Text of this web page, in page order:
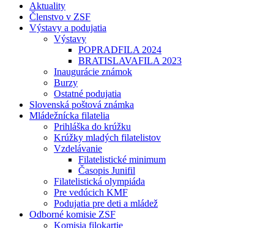
Aktuality
Členstvo v ZSF
Výstavy a podujatia
Výstavy
POPRADFILA 2024
BRATISLAVAFILA 2023
Inaugurácie známok
Burzy
Ostatné podujatia
Slovenská poštová známka
Mládežnícka filatelia
Prihláška do krúžku
Krúžky mladých filatelistov
Vzdelávanie
Filatelistické minimum
Časopis Junifil
Filatelistická olympiáda
Pre vedúcich KMF
Podujatia pre deti a mládež
Odborné komisie ZSF
Komisia filokartie